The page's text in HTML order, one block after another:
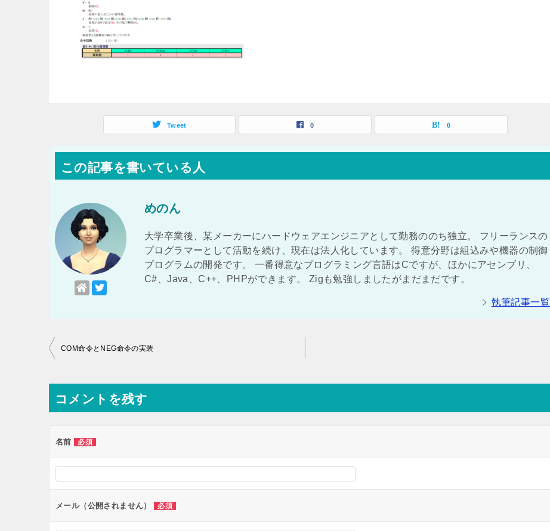
Tweet 0 0
この記事を書いている人
めのん
大学卒業後、某メーカーにハードウェアエンジニアとして勤務ののち独立。 フリーランスの
プログラマーとして活動を続け、現在は法人化しています。 得意分野は組込みや機器の制御
プログラムの開発です。 一番得意なプログラミング言語はCですが、ほかにアセンブリ、
C#、Java、C++、PHPができます。 Zigも勉強しましたがまだまだです。
執筆記事一覧
投
ナ
ビ
ー
ョ
ン
COM命令とNEG命令の実装
コメントを残す
名前 必須
メール（公開されません） 必須